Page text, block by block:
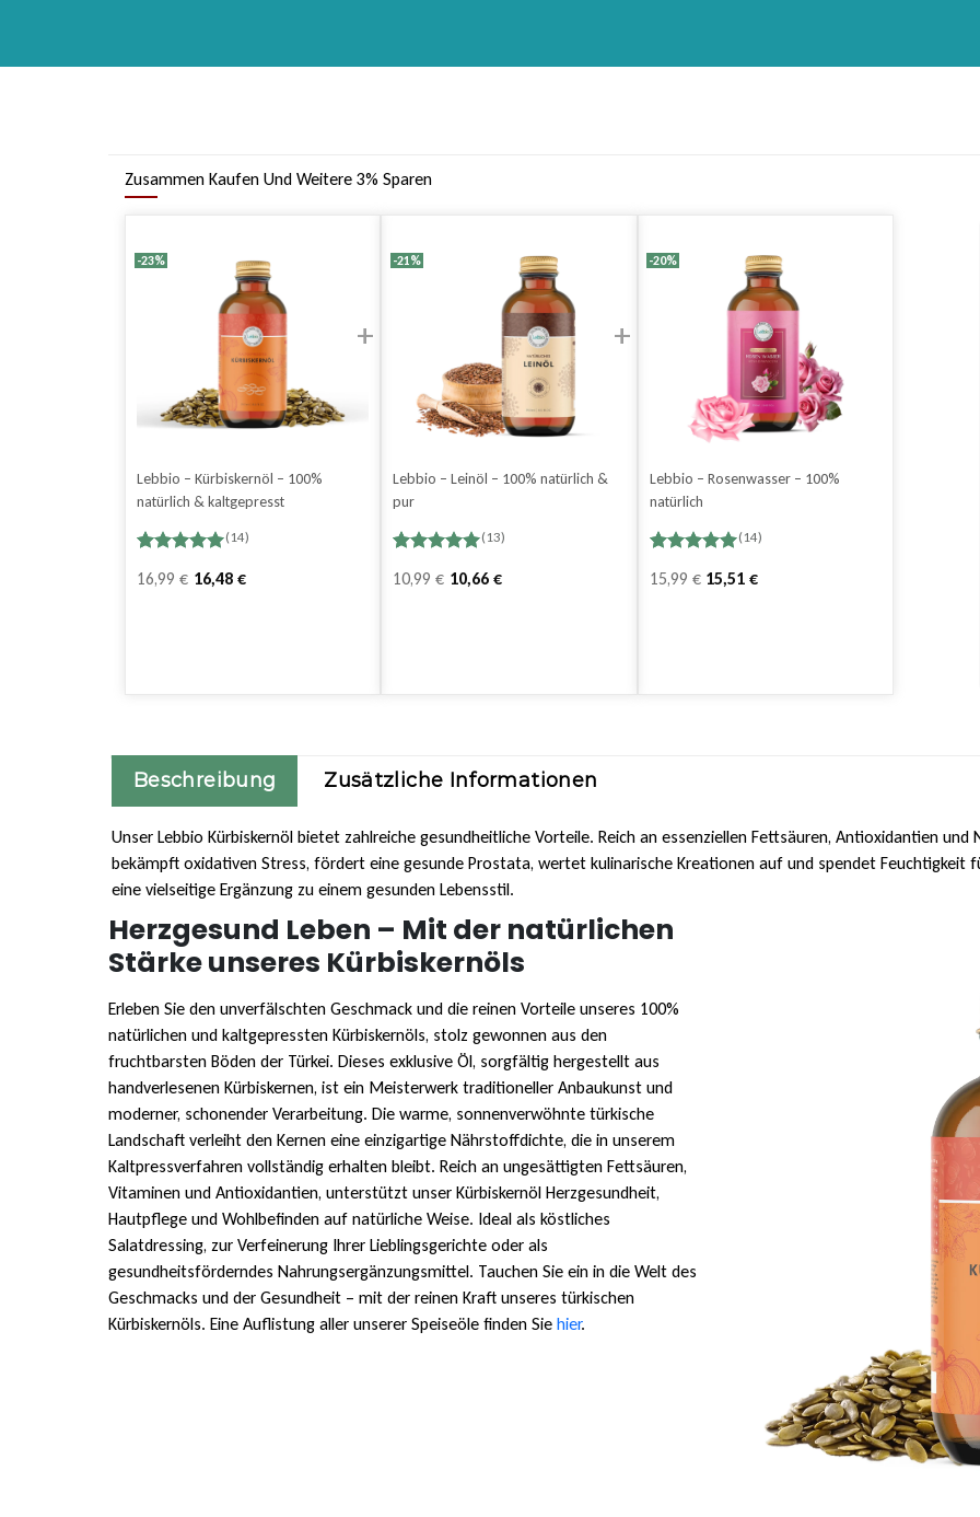
Zusammen Kaufen Und Weitere 3% Sparen
-23%
Lebbio – Kürbiskernöl – 100%
natürlich & kaltgepresst
mit5.00
(14)
16,99 €
Ursprünglicher
16,48 €
Aktueller
-21%
Lebbio – Leinöl – 100% natürlich &
pur
mit5.00
(13)
10,99€
Ursprünglicher
10,66€
Aktueller
-20%
Lebbio – Rosenwasser – 100%
natürlich
mit5.00
(14)
15,99 €
Ursprünglicher
15,51€
Aktueller
Beschreibung Zusätzliche Informationen
Unser Lebbio Kürbiskernöl bietet zahlreiche gesundheitliche Vorteile. Reich an essenziellen Fettsäuren, Antioxidantien
bekämpft oxidativen Stress, fördert eine gesunde Prostata, wertet kulinarische Kreationen auf und spendet Feuchtigkeit
eine vielseitige Ergänzung zu einem gesunden Lebensstil.
Herzgesund Leben – Mit der natürlichen
Stärke unseres Kürbiskernöls
Erleben Sie den unverfälschten Geschmack und die reinen Vorteile unseres 100%
natürlichen und kaltgepressten Kürbiskernöls, stolz gewonnen aus den
fruchtbarsten Böden der Türkei. Dieses exklusive Öl, sorgfältig hergestellt aus
handverlesenen Kürbiskernen, ist ein Meisterwerk traditioneller Anbaukunst und
moderner, schonender Verarbeitung. Die warme, sonnenverwöhnte türkische
Landschaft verleiht den Kernen eine einzigartige Nährstoffdichte, die in unserem
Kaltpressverfahren vollständig erhalten bleibt. Reich an ungesättigten Fettsäuren,
Vitaminen und Antioxidantien, unterstützt unser Kürbiskernöl Herzgesundheit,
Hautpflege und Wohlbefinden auf natürliche Weise. Ideal als köstliches
Salatdressing, zur Verfeinerung Ihrer Lieblingsgerichte oder als
gesundheitsförderndes Nahrungsergänzungsmittel. Tauchen Sie ein in die Welt des
Geschmacks und der Gesundheit – mit der reinen Kraft unseres türkischen
Kürbiskernöls. Eine Auflistung aller unserer Speiseöle finden Sie hier.